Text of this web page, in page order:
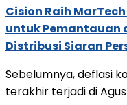
Cision Raih
untuk Pemantauan
Distribusi Siaran
Sebelumnya, deflasi
terakhir terjadi di